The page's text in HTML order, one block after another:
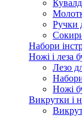
Ручки
Набори
Ножі і леза
Лезо
Ножі
Викрутки і